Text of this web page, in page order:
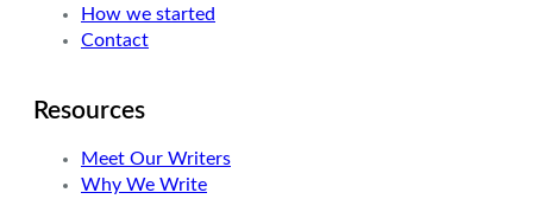
How we started
Contact
Resources
Meet Our Writers
Why We Write